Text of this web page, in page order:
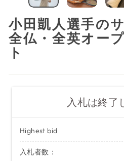
小田凱人選手の
全仏・全英オー
ト
入札は終了
Highest bid
入札者数：